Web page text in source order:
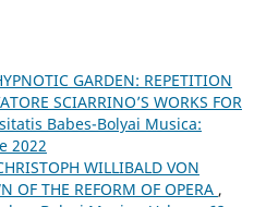
GARDEN: REPETITION
SCIARRINO’S WORKS FOR
Babes-Bolyai Musica:
2022
WILLIBALD VON
OF THE REFORM OF OPERA ,